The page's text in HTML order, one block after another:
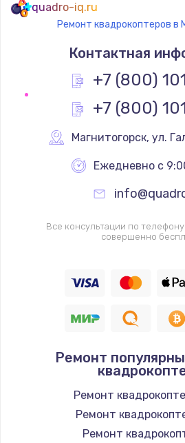
quadro-iq.ru
Ремонт квадрокоптеров в
Контактная
+7 (800)
+7 (800)
Магнитогорск, ул.
Ежедневно с
Все консультации по
совершенно
Ремонт
Ремонт
Ремонт
Ремонт